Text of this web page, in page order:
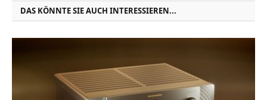
DAS KÖNNTE SIE AUCH INTERESSIEREN...